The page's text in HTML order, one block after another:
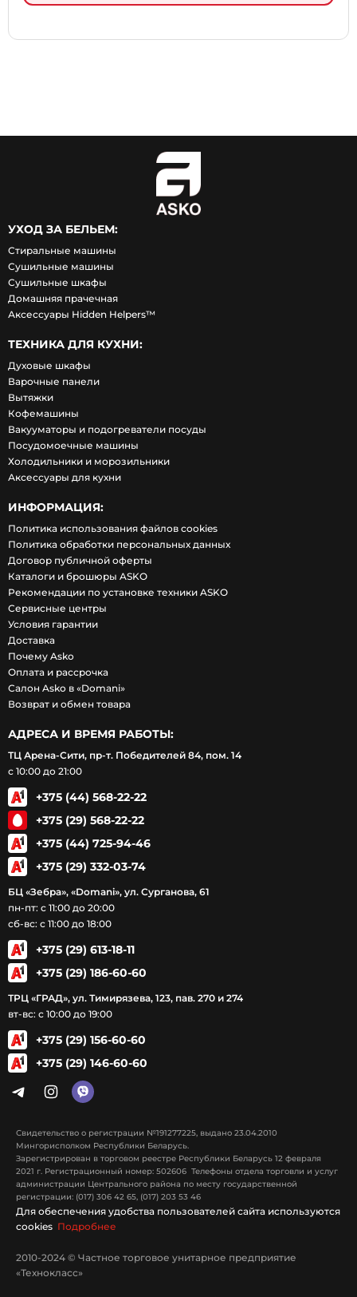
УХОД ЗА БЕЛЬЕМ:
Стиральные машины
Сушильные машины
Сушильные шкафы
Домашняя прачечная
Аксессуары Hidden Helpers™
ТЕХНИКА ДЛЯ КУХНИ:
Духовые шкафы
Варочные панели
Вытяжки
Кофемашины
Вакууматоры и подогреватели посуды
Посудомоечные машины
Холодильники и морозильники
Аксессуары для кухни
ИНФОРМАЦИЯ:
Политика использования файлов cookies
Политика обработки персональных данных
Договор публичной оферты
Каталоги и брошюры ASKO
Рекомендации по установке техники ASKO
Сервисные центры
Условия гарантии
Доставка
Почему Asko
Оплата и рассрочка
Салон Asko в «Domani»
Возврат и обмен товара
АДРЕСА И ВРЕМЯ РАБОТЫ:
ТЦ Арена-Сити, пр-т. Победителей 84, пом. 14
с 10:00 до 21:00
+375 (44) 568-22-22
+375 (29) 568-22-22
+375 (44) 725-94-46
+375 (29) 332-03-74
БЦ «Зебра», «Domani», ул. Сурганова, 61
пн-пт: с 11:00 до 20:00
сб-вс: с 11:00 до 18:00
+375 (29) 613-18-11
+375 (29) 186-60-60
ТРЦ «ГРАД», ул. Тимирязева, 123, пав. 270 и 274
вт-вс: с 10:00 до 19:00
+375 (29) 156-60-60
+375 (29) 146-60-60
Свидетельство о регистрации №191277225, выдано 23.04.2010
Мингорисполком Республики Беларусь.
Зарегистрирован в торговом реестре Республики Беларусь 12 февраля
2021 г. Регистрационный номер: 502606 Телефоны отдела торговли и услуг
администрации Центрального района по месту государственной
регистрации: (017) 306 42 65, (017) 203 53 46
Для обеспечения удобства пользователей сайта используются
cookies Подробнее
2010-2024 © Частное торговое унитарное предприятие
«Технокласс»